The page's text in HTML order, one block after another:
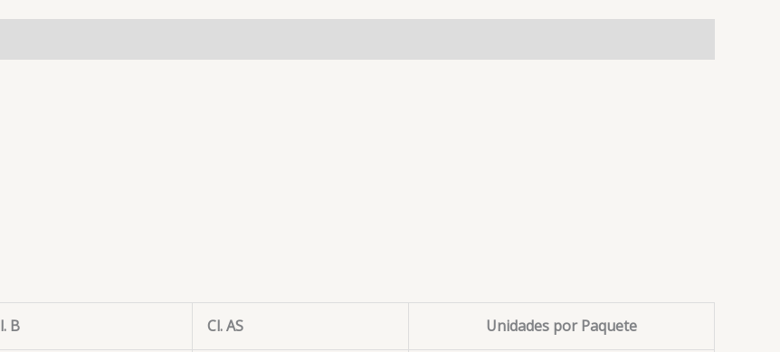
B Cl. AS Unidades por Paquete